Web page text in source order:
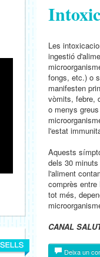
Les
ingestió
fongs, etc.) o
manifesten
vòmits, febre,
o menys
l'estat
Aquests
dels 30
l'aliment
comprès
tot més,
CANAL
Deixa un